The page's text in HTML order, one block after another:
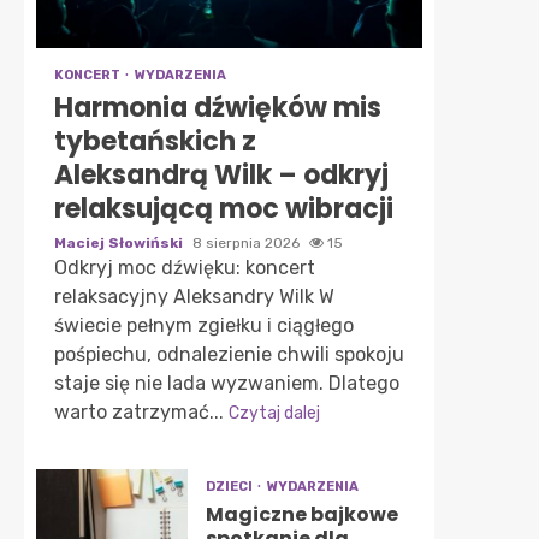
KONCERT WYDARZENIA
Harmonia dźwięków mis
tybetańskich z
Aleksandrą Wilk – odkryj
relaksującą moc wibracji
Maciej Słowiński 8 sierpnia 2026 15
Odkryj moc dźwięku: koncert
relaksacyjny Aleksandry Wilk W
świecie pełnym zgiełku i ciągłego
pośpiechu, odnalezienie chwili spokoju
staje się nie lada wyzwaniem. Dlatego
warto zatrzymać... Czytaj dalej
DZIECI WYDARZENIA
Magiczne bajkowe